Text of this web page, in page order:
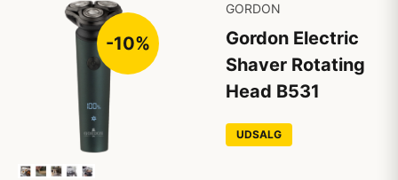
-10%
GORDON
Gordon Electric
Shaver Rotating
Head B531
UDSALG